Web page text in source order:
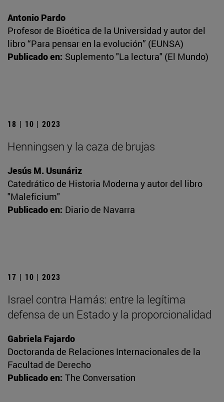
Antonio Pardo
Profesor de Bioética de la Universidad y autor del
libro “Para pensar en la evolución” (EUNSA)
Publicado en: Suplemento "La lectura" (El Mundo)
18 | 10 | 2023
Henningsen y la caza de brujas
Jesús M. Usunáriz
Catedrático de Historia Moderna y autor del libro
"Maleficium"
Publicado en: Diario de Navarra
17 | 10 | 2023
Israel contra Hamás: entre la legítima
defensa de un Estado y la proporcionalidad
Gabriela Fajardo
Doctoranda de Relaciones Internacionales de la
Facultad de Derecho
Publicado en: The Conversation